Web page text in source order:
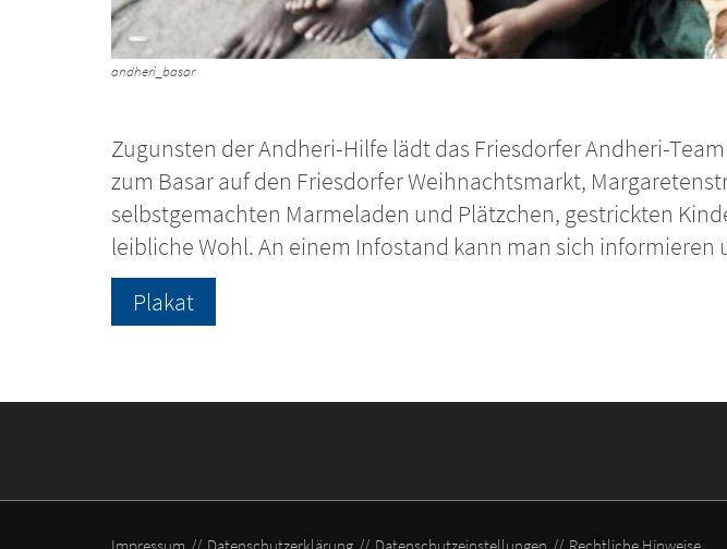
andheri_basar
Zugunsten der Andheri-Hilfe lädt das Friesdorfer Andheri-
zum Basar auf den Friesdorfer Weihnachtsmarkt,
selbstgemachten Marmeladen und Plätzchen, gestrickten
leibliche Wohl. An einem Infostand kann man sich
Plakat
Impressum Datenschutzerklärung Datenschutzeinstellungen Rechtliche Hinweise